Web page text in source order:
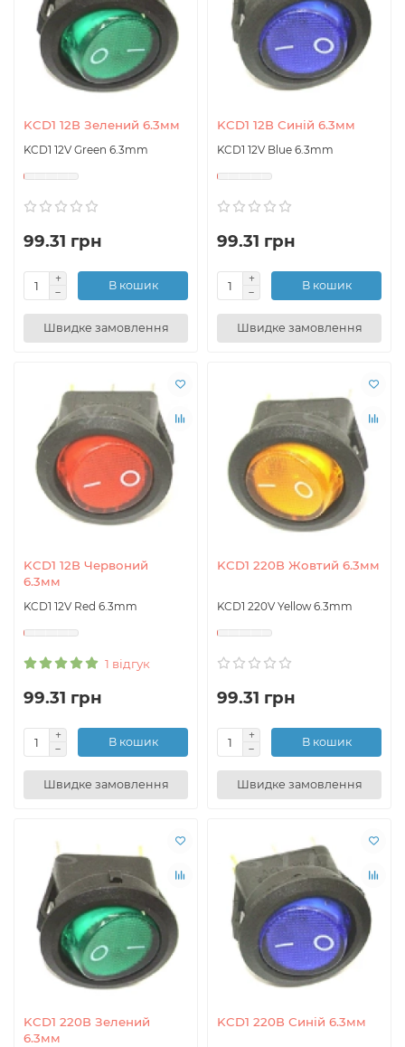
KCD1 12В Зелений 6.3мм
KCD1 12V Green 6.3mm
99.31 грн
В кошик
Швидке замовлення
KCD1 12В Синій 6.3мм
KCD1 12V Blue 6.3mm
99.31 грн
В кошик
Швидке замовлення
KCD1 12В Червоний
6.3мм
KCD1 12V Red 6.3mm
1 відгук
99.31 грн
В кошик
Швидке замовлення
KCD1 220В Жовтий 6.3мм
KCD1 220V Yellow 6.3mm
99.31 грн
В кошик
Швидке замовлення
KCD1 220В Зелений
6.3мм
KCD1 220В Синій 6.3мм